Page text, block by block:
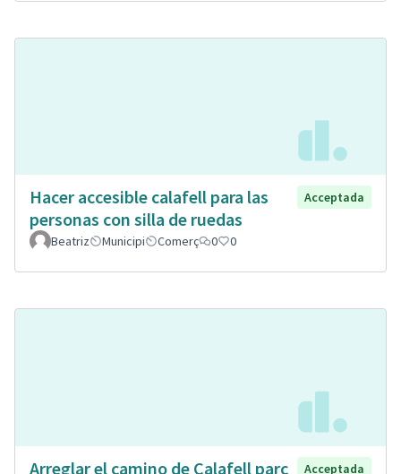
Hacer accesible calafell para las
personas con silla de ruedas
Acceptada
Beatriz Municipi Comerç 0 0
Arreglar el camino de Calafell parc Acceptada